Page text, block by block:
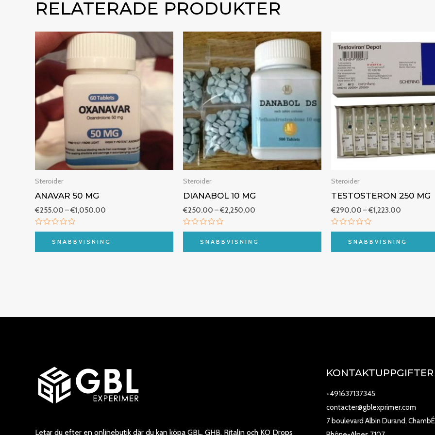
RELATERADE PRODUKTER
Steroider
ANAVAR 50 MG
€255.00 –€1,050.00
Prisintervall:
€1,050.00
Betygsatt
5
SNABBVISNING
Steroider
DIANABOL 10 MG
€250.00 –€2,250.00
Prisintervall:
€250.00
€2,250.00
Betygsatt
5
SNABBVISNING
Steroider
TESTOSTERON 250 MG
€290.00 –€1,223.00
€290.00
€1,223.00
Betygsatt
5
SNABBVISNING
Letar du efter en onlinebutik där du kan köpa GBL, GHB, Ritalin och KO Drops
KONTAKTUPPGIFTER
+491637137345
contacter@gblexprimer.com
7 boulevard Albin Durand,